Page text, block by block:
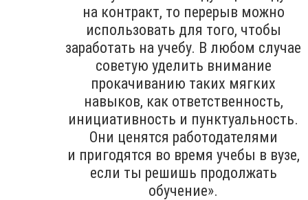
на контракт, то перерыв можно
использовать для того, чтобы
заработать на учебу. В любом случае
советую уделить внимание
прокачиванию таких мягких
навыков, как ответственность,
инициативность и пунктуальность.
Они ценятся работодателями
и пригодятся во время учебы в вузе,
если ты решишь продолжать
обучение».